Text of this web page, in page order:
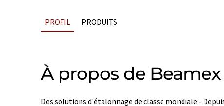
PROFIL PRODUITS
À propos de
Des solutions d'étalonnage de classe mondiale -